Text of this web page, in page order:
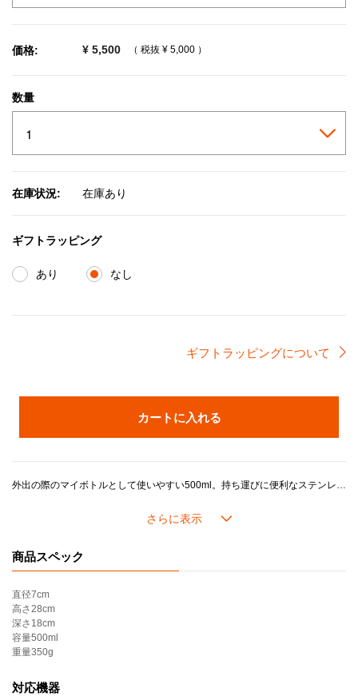
価格: ¥ 5,500 （ 税抜 ¥ 5,000 ）
数量
在庫状況: 在庫あり
ギフトラッピング
あり なし
ギフトラッピングについて
カートに入れる
外出の際のマイボトルとして使いやすい500ml。持ち運びに便利なステンレス製のハンドル付きなので、携帯時もスマートな印象に。保温・保冷機能を備え、飲み物をおいしく保ちます。本体上部が取り外し可能なので、大きめの氷もそのまま入れられます。内側には500mlのメモリ付きで計量の際も便利です。
＊ギフトラッピング選択時の注意事項＊
・飲み物は内側の容量マーク以下に保ってください。
・熱い飲み物を入れる場合、火傷や怪我のリスクを避けるため、必ず注意して開き、注ぎ、お飲みください。
・ループハンドルをひねってメタルキャップを開閉しないでください。
・加熱していない生もの、炭酸飲料、ドライアイスのご使用はお控えください。
・飲食物は長時間の保管を避け、なるべく早めにお召し上がりください。
・使用後は中性洗剤を使用して丁寧に手洗いし、しっかりすすいで清潔に保ってください。
商品スペック
直径7cm
高さ28cm
深さ 18cm
容量500ml
重量350g
対応機器